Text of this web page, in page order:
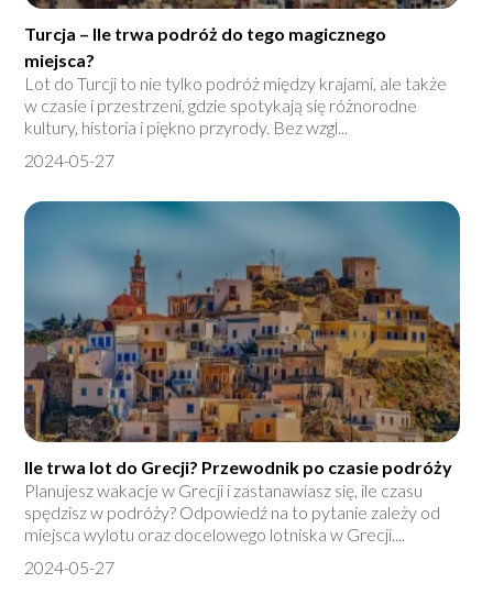
Turcja – Ile trwa podróż do tego magicznego
miejsca?
Lot do Turcji to nie tylko podróż między krajami, ale także
w czasie i przestrzeni, gdzie spotykają się różnorodne
kultury, historia i piękno przyrody. Bez wzgl...
2024-05-27
Ile trwa lot do Grecji? Przewodnik po czasie podróży
Planujesz wakacje w Grecji i zastanawiasz się, ile czasu
spędzisz w podróży? Odpowiedź na to pytanie zależy od
miejsca wylotu oraz docelowego lotniska w Grecji....
2024-05-27